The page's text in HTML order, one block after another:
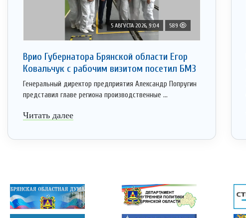
5 АВГУСТА 2026, 9:04 589
Врио Губернатора Брянской области Егор
Ковальчук с рабочим визитом посетил БМЗ
Генеральный директор предприятия Александр Попругин
представил главе региона производственные ...
Читать далее